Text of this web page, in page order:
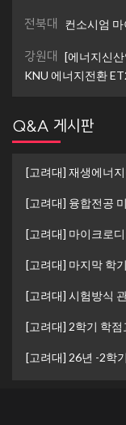
전북대 컨소시엄
강원대 [에너지신
KNU 에너지전환
Q&A 게시판
[고려대] 재생에너
[고려대] 융합전공
[고려대] 마이크로
[고려대] 마지막 학
[고려대] 시험방식
[고려대] 2학기 학
[고려대] 26년 -2학